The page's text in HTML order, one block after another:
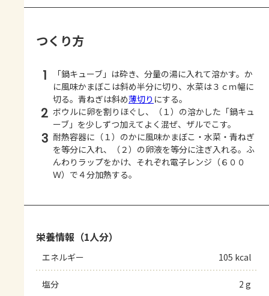
つくり方
1
「鍋キューブ」は砕き、分量の湯に入れて溶かす。か
に風味かまぼこは斜め半分に切り、水菜は３ｃｍ幅に
切る。青ねぎは斜め薄切り にする。
2 ボウルに卵を割りほぐし、（１）の溶かした「鍋キュ
ーブ」を少しずつ加えてよく混ぜ、ザルでこす。
3 耐熱容器に（１）のかに風味かまぼこ・水菜・青ねぎ
を等分に入れ、（２）の卵液を等分に注ぎ入れる。ふ
んわりラップをかけ、それぞれ電子レンジ（６００
Ｗ）で４分加熱する。
栄養情報（1人分）
エネルギー 105 kcal
塩分 2 g